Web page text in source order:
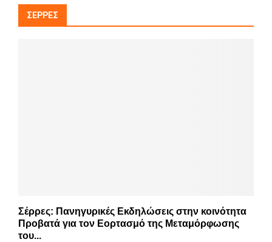
ΣΈΡΡΕΣ
Σέρρες: Πανηγυρικές Εκδηλώσεις στην κοινότητα
Προβατά για τον Εορτασμό της Μεταμόρφωσης
του...